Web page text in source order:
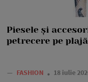
Piesele și
petrecere pe plajă
— FASHION 18 iulie